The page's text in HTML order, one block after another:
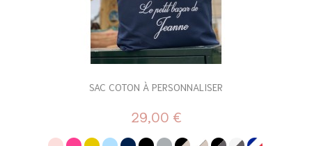
SAC COTON À PERSONNALISER
29,00 €